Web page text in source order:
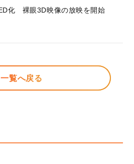
化 裸眼3D映像の放映を開始
一覧へ戻る